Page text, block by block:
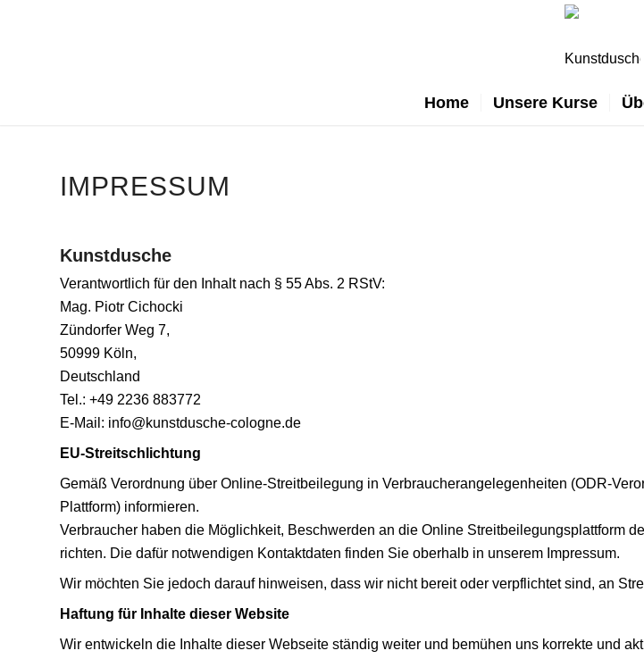
Home Unsere Kurse
IMPRESSUM
Kunstdusche
Verantwortlich für den Inhalt nach § 55 Abs. 2 RStV:
Mag. Piotr Cichocki
Zündorfer Weg 7,
50999 Köln,
Deutschland
Tel.: +49 2236 883772
E-Mail: info@kunstdusche-cologne.de
EU-Streitschlichtung
Gemäß Verordnung über Online-Streitbeilegung in Verbraucherangelegenheiten (ODR-
Plattform) informieren.
Verbraucher haben die Möglichkeit, Beschwerden an die Online Streitbeilegungsplattform
richten. Die dafür notwendigen Kontaktdaten finden Sie oberhalb in unserem Impressum.
Wir möchten Sie jedoch darauf hinweisen, dass wir nicht bereit oder verpflichtet sind, an
Haftung für Inhalte dieser Website
Wir entwickeln die Inhalte dieser Webseite ständig weiter und bemühen uns korrekte und